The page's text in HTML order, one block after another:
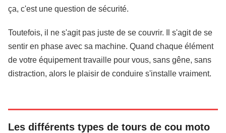
ça, c'est une question de sécurité.
Toutefois, il ne s'agit pas juste de se couvrir. Il s'agit de se
sentir en phase avec sa machine. Quand chaque élément
de votre équipement travaille pour vous, sans gêne, sans
distraction, alors le plaisir de conduire s'installe vraiment.
Les différents types de tours de cou moto